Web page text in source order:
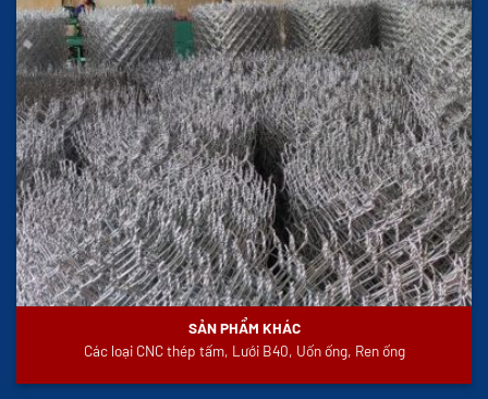
SẢN PHẨM KHÁC
Các loại CNC thép tấm, Lưới B40, Uốn ống, Ren ống